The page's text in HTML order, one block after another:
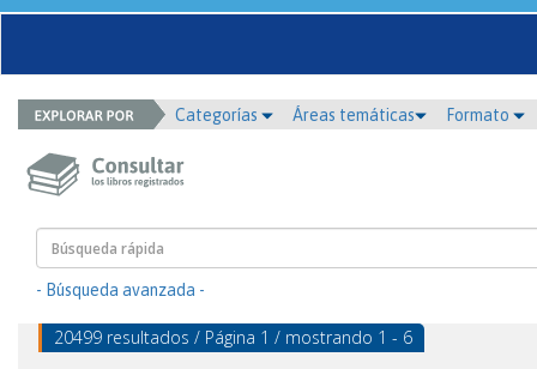
Categorías Áreas temáticas Formato
- Búsqueda avanzada -
20499 resultados / Página 1 / mostrando 1 - 6